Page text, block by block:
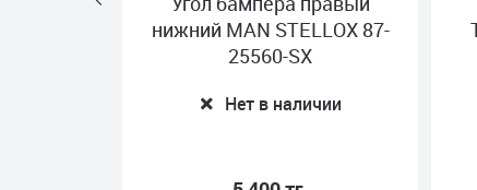
TURKEY 81664106625-Y